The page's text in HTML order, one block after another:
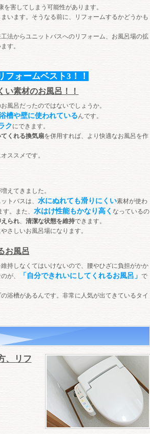
を害してしまう可能性があります。
います。そうなる前に、リフォームするかどうかも
法からユニットバスへのリフォーム、お風呂場の拡
す。
ォームベスト3！！
素材のお風呂！！
風呂だったのではないでしょうか。
槽や壁に使われているんです。
クにできます。
くれる換気扇を併用すれば、より快適なお風呂を作
ススメです。
えてきました。
トバスは、 水にぬれても滑りにくい素材が使わ
。また、 水はけ性能もかなり高く なっているの
られ、 清潔な状態を維持できます。
さしいお風呂場になります。
お風呂
持しなくてはいけないので、腰やひざに負担がかか
が、
「自分できれいにしてくれるお風呂」 で
浴槽があるんです。非常に人気が出てきているタイ
、リフ